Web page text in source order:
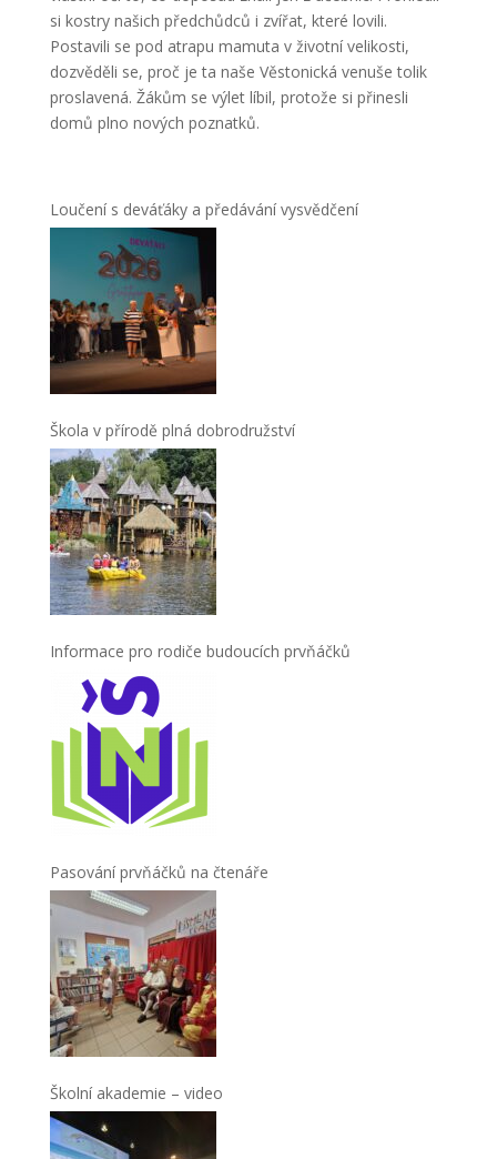
si kostry našich předchůdců i zvířat, které lovili.
Postavili se pod atrapu mamuta v životní velikosti,
dozvěděli se, proč je ta naše Věstonická venuše tolik
proslavená. Žákům se výlet líbil, protože si přinesli
domů plno nových poznatků.
Loučení s deváťáky a předávání vysvědčení
Škola v přírodě plná dobrodružství
Informace pro rodiče budoucích prvňáčků
Pasování prvňáčků na čtenáře
Školní akademie – video